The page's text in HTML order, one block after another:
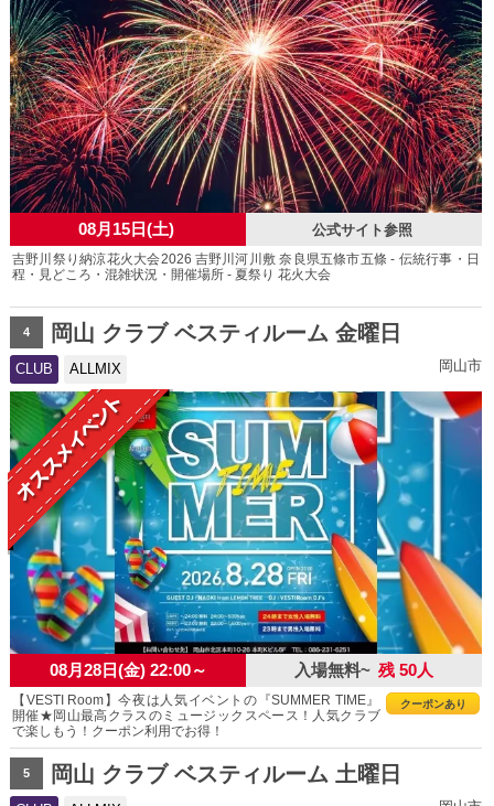
08月15日(土) 公式サイト参照
吉野川祭り納涼花火大会2026 吉野川河川敷 奈良県五條市五條 - 伝統行事・日
程・見どころ・混雑状況・開催場所 - 夏祭り 花火大会
4 岡山 クラブ ベスティルーム 金曜日
CLUB ALLMIX 岡山市
08月28日(金) 22:00～ 入場無料~ 残 50人
クーポンあり
【VESTI Room】今夜は人気イベントの『SUMMER TIME』
開催★岡山最高クラスのミュージックスペース！人気クラブ
で楽しもう！クーポン利用でお得！
5 岡山 クラブ ベスティルーム 土曜日